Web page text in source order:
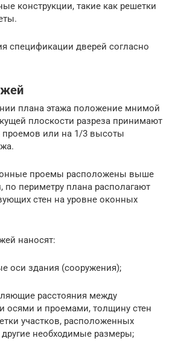
конструкции, такие как решетки
спецификации дверей согласно
плана этажа положение мнимой
плоскости разреза принимают
проемов или на 1/3 высоты
проемы расположены выше
по периметру плана располагают
стен на уровне оконных
наносят:
оси здания (сооружения);
расстояния между
осями и проемами, толщину стен
участков, расположенных
другие необходимые размеры;